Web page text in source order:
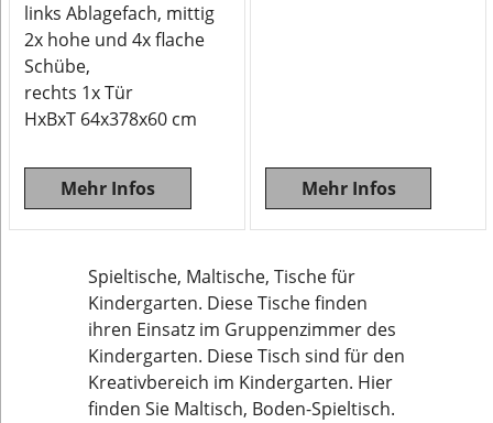
links Ablagefach, mittig
2x hohe und 4x flache
Schübe,
rechts 1x Tür
HxBxT 64x378x60 cm
Mehr Infos Mehr Infos
Spieltische, Maltische, Tische für
Kindergarten. Diese Tische finden
ihren Einsatz im Gruppenzimmer des
Kindergarten. Diese Tisch sind für den
Kreativbereich im Kindergarten. Hier
finden Sie Maltisch, Boden-Spieltisch.